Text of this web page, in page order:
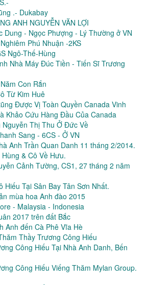
.- Dukabay
ANH NGUYỄN VĂN LỢI
Dung - Ngọc Phượng - Lý Thường ở VN
Phú Nhuận -2KS
Ngô-Thế-Hùng
Nhà Máy Đúc Tiền - Tiến Sĩ Trương
Con Rắn
Từ Kim Huê
Được Vị Toàn Quyền Canada Vinh
Khảo Cứu Hàng Đầu Của Canada
Nguyễn Thị Thu Ở Đức Về
Sang - 6CS - Ở VN
Anh Trần Quan Danh 11 tháng 2/2014.
& Cô Về Hưu.
Cảnh Tường, CS1, 27 tháng 2 năm
Hiếu Tại Sân Bay Tân Sơn Nhất.
mùa hoa Anh đào 2015
- Malaysia - Indonesia
2017 trên đất Bắc
Anh đến Cà Phê Vĩa Hè
Thầy Trương Công Hiếu
Công Hiếu Tại Nhà Anh Danh, Bến
Công Hiếu Viếng Thăm Mylan Group.